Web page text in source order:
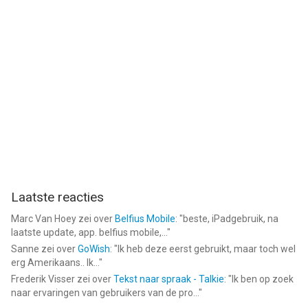
Laatste reacties
Marc Van Hoey zei over Belfius Mobile: "beste, iPadgebruik, na
laatste update, app. belfius mobile,... "
Sanne zei overGoWish: " Ik heb deze eerst gebruikt, maar toch wel
erg Amerikaans.. Ik... "
Frederik Visser zei overTekst naar spraak - Talkie: " Ik ben op zoek
naar ervaringen van gebruikers van de pro... "